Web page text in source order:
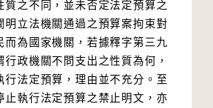
質之不同，並未否定法定預算之
明立法機關通過之預算案拘束對
而為國家機關，若據釋字第三九
行政機關不問支出之性質為何，
行法定預算，理由並不充分。至
止執行法定預算之禁止明文，亦